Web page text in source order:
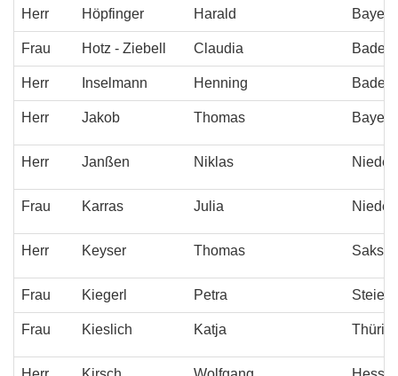
Herr Höpfinger Harald Bayern
Frau Hotz - Ziebell Claudia
Herr Inselmann Henning
Herr Jakob Thomas Bayern
Herr Janßen Niklas
Frau Karras Julia
Herr Keyser Thomas
Frau Kiegerl Petra
Frau Kieslich Katja